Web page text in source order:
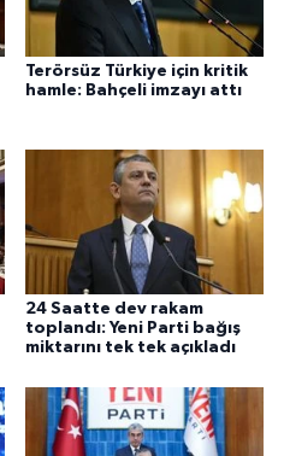
Terörsüz Türkiye için kritik
hamle: Bahçeli imzayı attı
24 Saatte dev rakam
toplandı: Yeni Parti bağış
miktarını tek tek açıkladı